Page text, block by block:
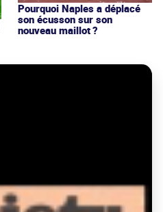
Pourquoi Naples a déplacé
son écusson sur son
nouveau maillot ?